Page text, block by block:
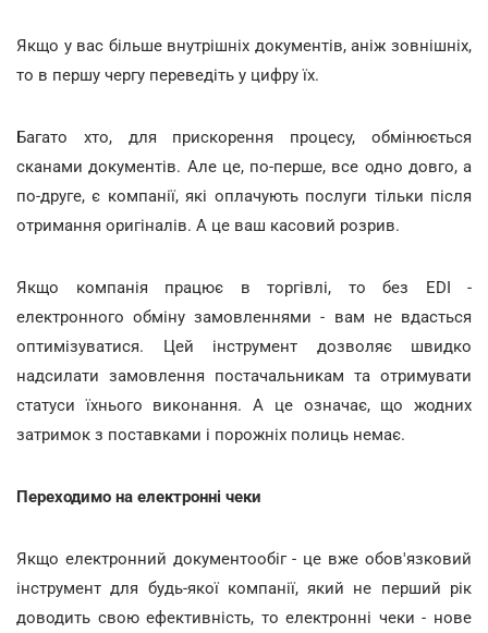
Якщо у вас більше внутрішніх документів, аніж зовнішніх,
то в першу чергу переведіть у цифру їх.
Багато хто, для прискорення процесу, обмінюється
сканами документів. Але це, по-перше, все одно довго, а
по-друге, є компанії, які оплачують послуги тільки після
отримання оригіналів. А це ваш касовий розрив.
Якщо компанія працює в торгівлі, то без EDI -
електронного обміну замовленнями - вам не вдасться
оптимізуватися. Цей інструмент дозволяє швидко
надсилати замовлення постачальникам та отримувати
статуси їхнього виконання. А це означає, що жодних
затримок з поставками і порожніх полиць немає.
Переходимо на електронні чеки
Якщо електронний документообіг - це вже обов'язковий
інструмент для будь-якої компанії, який не перший рік
доводить свою ефективність, то електронні чеки - нове